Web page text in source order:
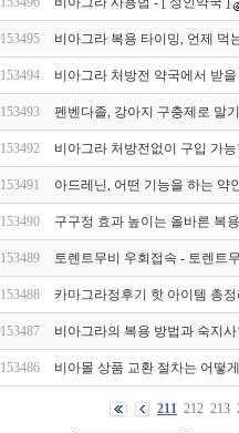
153495 비아그라 복용 타이밍, 언제 먹
153494 비아그라 처방전 약국에서 받
153493 펜벤다졸, 강아지 구충제로 말
153492 비아그라 처방전없이 구입 가
153491 아드레닌, 어떤 기능을 하는 약
153490 구구정 효과 높이는 올바른 복
153489 토렌트무비 우회접속 - 토렌트
153488 카마그라정후기 핫 아이템 총
153487 비아그라의 복용 방법과 숙지사
153486 비아몰 상품 교환 절차는 어떻
211 212 213